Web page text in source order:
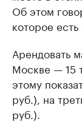
Об этом
которое
Арендовать
Москве — 15
этому
руб.), на
руб.).